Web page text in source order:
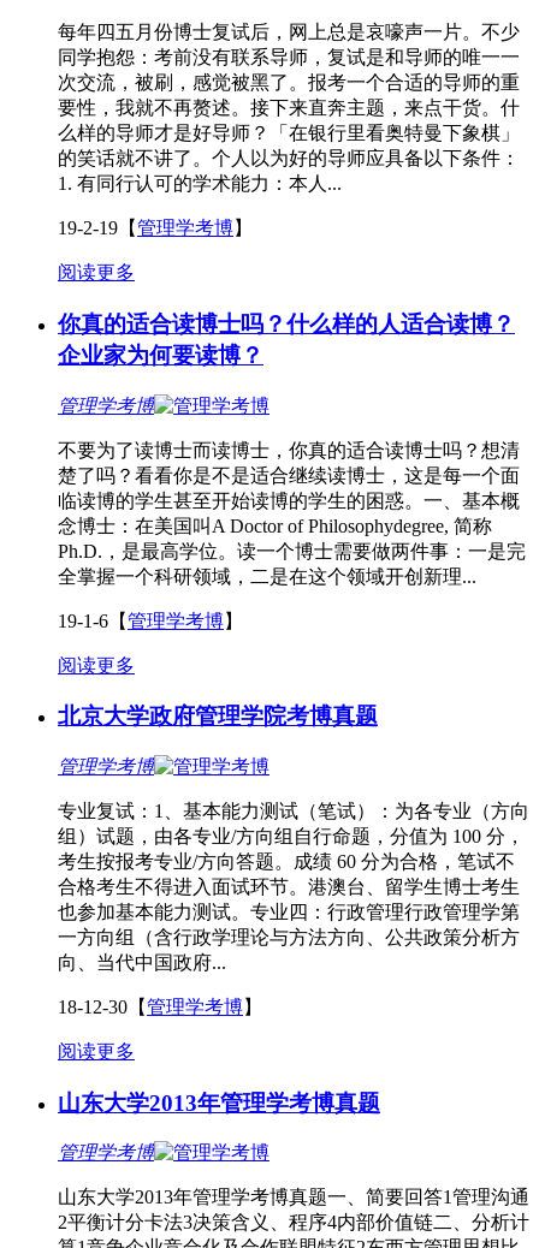
每年四五月份博士复试后，网上总是哀嚎声一片。不少
同学抱怨：考前没有联系导师，复试是和导师的唯一一
次交流，被刷，感觉被黑了。报考一个合适的导师的重
要性，我就不再赘述。接下来直奔主题，来点干货。什
么样的导师才是好导师？「在银行里看奥特曼下象棋」
的笑话就不讲了。个人以为好的导师应具备以下条件：
1. 有同行认可的学术能力：本人...
19-2-19 【管理学考博】
阅读更多
你真的适合读博士吗？什么样的人适合读博？
企业家为何要读博？
管理学考博
不要为了读博士而读博士，你真的适合读博士吗？想清
楚了吗？看看你是不是适合继续读博士，这是每一个面
临读博的学生甚至开始读博的学生的困惑。一、基本概
念博士：在美国叫A Doctor of Philosophydegree, 简称
Ph.D.，是最高学位。读一个博士需要做两件事：一是完
全掌握一个科研领域，二是在这个领域开创新理...
19-1-6 【管理学考博】
阅读更多
北京大学政府管理学院考博真题
管理学考博
专业复试：1、基本能力测试（笔试）：为各专业（方向
组）试题，由各专业/方向组自行命题，分值为 100 分，
考生按报考专业/方向答题。成绩 60 分为合格，笔试不
合格考生不得进入面试环节。港澳台、留学生博士考生
也参加基本能力测试。专业四：行政管理行政管理学第
一方向组（含行政学理论与方法方向、公共政策分析方
向、当代中国政府...
18-12-30 【管理学考博】
阅读更多
山东大学2013年管理学考博真题
管理学考博
山东大学2013年管理学考博真题一、简要回答1管理沟通
2平衡计分卡法3决策含义、程序4内部价值链二、分析计